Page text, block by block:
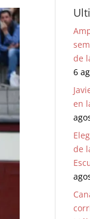
de
6
en
de